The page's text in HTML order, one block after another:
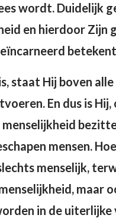
wordt. Duidelijk
en hierdoor
betekent
staat Hij boven alle
En dus is
mensen.
menselijk,
maar
in de uiterlijke